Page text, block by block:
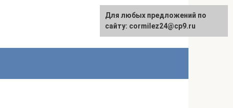
Для любых предложений по
сайту: cormilez24@cp9.ru